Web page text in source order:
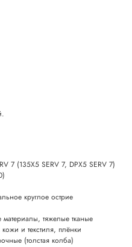
7 (135X5 SERV 7, DPX5 SERV 7)
круглое острие
тяжелые тканые
и текстиля, плёнки
(толстая колба)